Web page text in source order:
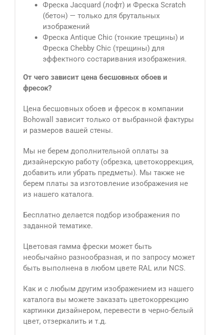
Фреска Jacquard (лофт) и Фреска Scratch
(бетон) — только для брутальных
изображений
Фреска Antique Сhic (тонкие трещины) и
Фреска Chebby Chic (трещины) для
эффектного состаривания изображения.
От чего зависит цена бесшовных обоев и
фресок?
Цена бесшовных обоев и фресок в компании
Bohowall зависит только от выбранной фактуры
и размеров вашей стены.
Мы не берем дополнительной оплаты за
дизайнерскую работу (обрезка, цветокоррекция,
добавить или убрать предметы). Мы также не
берем платы за изготовление изображения не
из нашего каталога.
Бесплатно делается подбор изображения по
заданной тематике.
Цветовая гамма фрески может быть
необычайно разнообразная, и по запросу может
быть выполнена в любом цвете RAL или NCS.
Как и с любым другим изображением из нашего
каталога вы можете заказать цветокоррекцию
картинки дизайнером, перевести в черно-белый
цвет, отзеркалить и т.д.